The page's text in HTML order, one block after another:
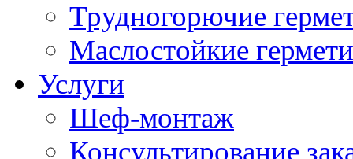
Трудногорючие
Маслостойкие
Услуги
Шеф-монтаж
Консультирование